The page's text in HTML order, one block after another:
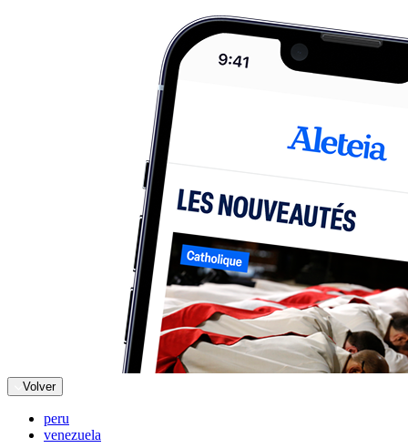
Volver
peru
venezuela